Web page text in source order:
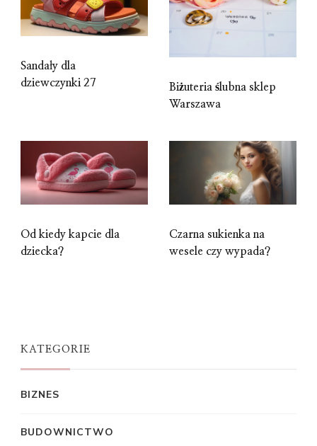
Sandały dla
dziewczynki 27
Biżuteria ślubna sklep
Warszawa
Od kiedy kapcie dla
dziecka?
Czarna sukienka na
wesele czy wypada?
KATEGORIE
BIZNES
BUDOWNICTWO